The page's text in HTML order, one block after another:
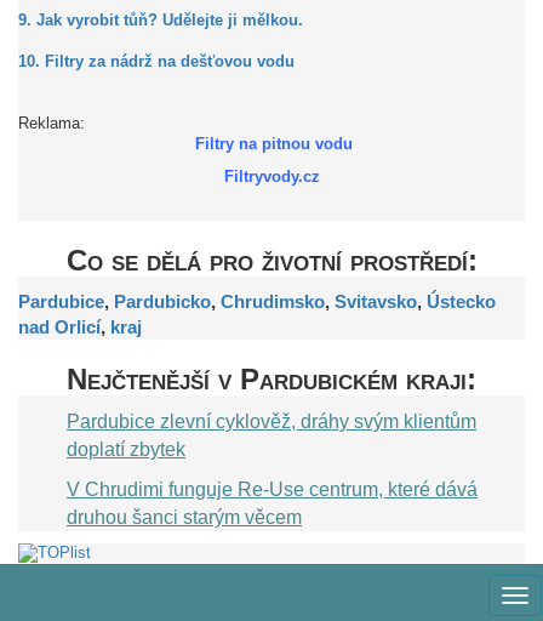
9. Jak vyrobit tůň? Udělejte ji mělkou.
10. Filtry za nádrž na dešťovou vodu
Reklama:
Filtry na pitnou vodu
Filtryvody.cz
Co se dělá pro životní prostředí:
Pardubice, Pardubicko, Chrudimsko, Svitavsko, Ústecko
nad Orlicí, kraj
Nejčtenější v Pardubickém kraji:
Pardubice zlevní cyklověž, dráhy svým klientům
doplatí zbytek
V Chrudimi funguje Re-Use centrum, které dává
druhou šanci starým věcem